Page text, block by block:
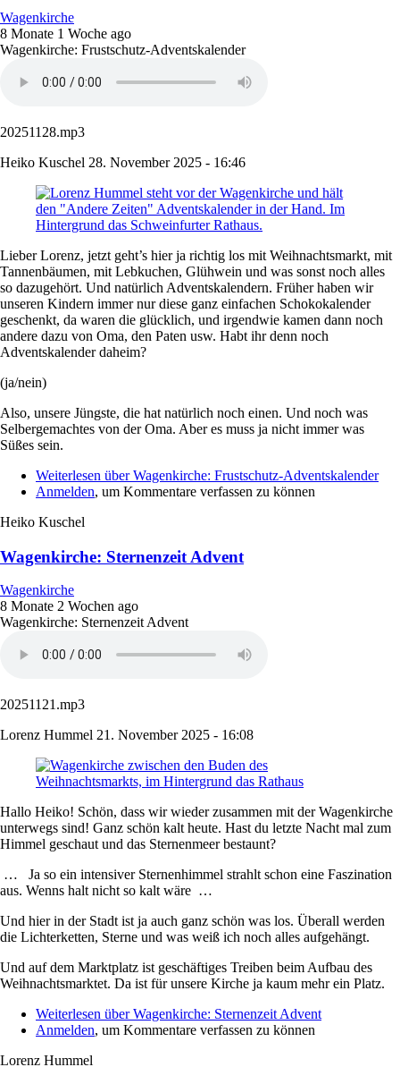
Wagenkirche
8 Monate 1 Woche ago
Wagenkirche: Frustschutz-Adventskalender
20251128.mp3
Heiko Kuschel 28. November 2025 - 16:46
Lieber Lorenz, jetzt geht’s hier ja richtig los mit Weihnachtsmarkt, mit
Tannenbäumen, mit Lebkuchen, Glühwein und was sonst noch alles
so dazugehört. Und natürlich Adventskalendern. Früher haben wir
unseren Kindern immer nur diese ganz einfachen Schokokalender
geschenkt, da waren die glücklich, und irgendwie kamen dann noch
andere dazu von Oma, den Paten usw. Habt ihr denn noch
Adventskalender daheim?
(ja/nein)
Also, unsere Jüngste, die hat natürlich noch einen. Und noch was
Selbergemachtes von der Oma. Aber es muss ja nicht immer was
Süßes sein.
Weiterlesen über Wagenkirche: Frustschutz-Adventskalender
Anmelden, um Kommentare verfassen zu können
Heiko Kuschel
Wagenkirche: Sternenzeit Advent
Wagenkirche
8 Monate 2 Wochen ago
Wagenkirche: Sternenzeit Advent
20251121.mp3
Lorenz Hummel 21. November 2025 - 16:08
Hallo Heiko! Schön, dass wir wieder zusammen mit der Wagenkirche
unterwegs sind! Ganz schön kalt heute. Hast du letzte Nacht mal zum
Himmel geschaut und das Sternenmeer bestaunt?
… Ja so ein intensiver Sternenhimmel strahlt schon eine Faszination
aus. Wenns halt nicht so kalt wäre …
Und hier in der Stadt ist ja auch ganz schön was los. Überall werden
die Lichterketten, Sterne und was weiß ich noch alles aufgehängt.
Und auf dem Marktplatz ist geschäftiges Treiben beim Aufbau des
Weihnachtsmarktet. Da ist für unsere Kirche ja kaum mehr ein Platz.
Weiterlesen über Wagenkirche: Sternenzeit Advent
Anmelden, um Kommentare verfassen zu können
Lorenz Hummel